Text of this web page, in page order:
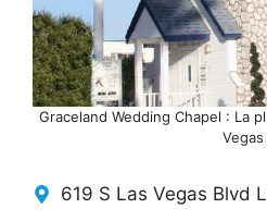
Graceland Wedding Chapel : La
Vegas
619 S Las Vegas Blvd